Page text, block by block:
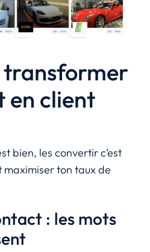
en client
bien, les convertir c’est
maximiser ton taux de
: les mots